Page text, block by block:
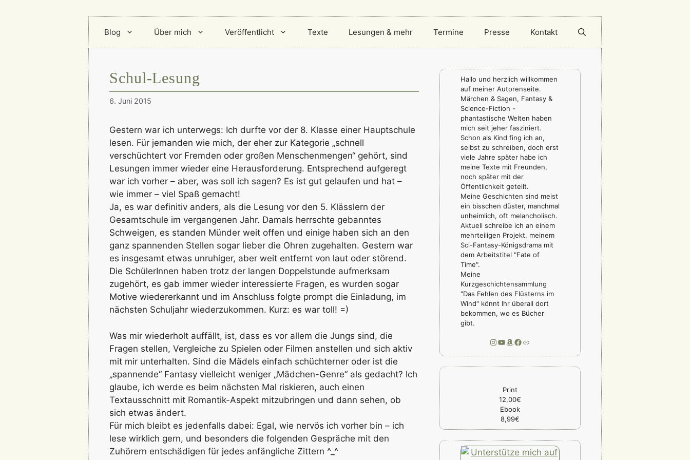
Blog Über mich Veröffentlicht Texte Lesungen & mehr Termine Presse Kontakt
Schul-Lesung
6. Juni 2015
Gestern war ich unterwegs: Ich durfte vor der 8. Klasse einer Hauptschule
lesen. Für jemanden wie mich, der eher zur Kategorie „schnell
verschüchtert vor Fremden oder großen Menschenmengen“ gehört, sind
Lesungen immer wieder eine Herausforderung. Entsprechend aufgeregt
war ich vorher – aber, was soll ich sagen? Es ist gut gelaufen und hat –
wie immer – viel Spaß gemacht!
Ja, es war definitiv anders, als die Lesung vor den 5. Klässlern der
Gesamtschule im vergangenen Jahr. Damals herrschte gebanntes
Schweigen, es standen Münder weit offen und einige haben sich an den
ganz spannenden Stellen sogar lieber die Ohren zugehalten. Gestern war
es insgesamt etwas unruhiger, aber weit entfernt von laut oder störend.
Die SchülerInnen haben trotz der langen Doppelstunde aufmerksam
zugehört, es gab immer wieder interessierte Fragen, es wurden sogar
Motive wiedererkannt und im Anschluss folgte prompt die Einladung, im
nächsten Schuljahr wiederzukommen. Kurz: es war toll! =)
Was mir wiederholt auffällt, ist, dass es vor allem die Jungs sind, die
Fragen stellen, Vergleiche zu Spielen oder Filmen anstellen und sich aktiv
mit mir unterhalten. Sind die Mädels einfach schüchterner oder ist die
„spannende“ Fantasy vielleicht weniger „Mädchen-Genre“ als gedacht? Ich
glaube, ich werde es beim nächsten Mal riskieren, auch einen
Textausschnitt mit Romantik-Aspekt mitzubringen und dann sehen, ob
sich etwas ändert.
Für mich bleibt es jedenfalls dabei: Egal, wie nervös ich vorher bin – ich
lese wirklich gern, und besonders die folgenden Gespräche mit den
Zuhörern entschädigen für jedes anfängliche Zittern ^_^
Hallo und herzlich willkommen
auf meiner Autorenseite.
Märchen & Sagen, Fantasy &
Science-Fiction -
phantastische Welten haben
mich seit jeher fasziniert.
Schon als Kind fing ich an,
selbst zu schreiben, doch erst
viele Jahre später habe ich
meine Texte mit Freunden,
noch später mit der
Öffentlichkeit geteilt.
Meine Geschichten sind meist
ein bisschen düster, manchmal
unheimlich, oft melancholisch.
Aktuell schreibe ich an einem
mehrteiligen Projekt, meinem
Sci-Fantasy-Königsdrama mit
dem Arbeitstitel "Fate of
Time".
Meine
Kurzgeschichtensammlung
"Das Fehlen des Flüsterns im
Wind" könnt Ihr überall dort
bekommen, wo es Bücher
gibt.
Instagram
YouTube
Amazon
Facebook
Link
Print
12,00€
Ebook
8,99€